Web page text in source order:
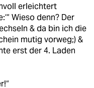
erleichtert
Wieso denn? Der
& da bin ich die
mutig vorweg;) &
erst der 4. Laden